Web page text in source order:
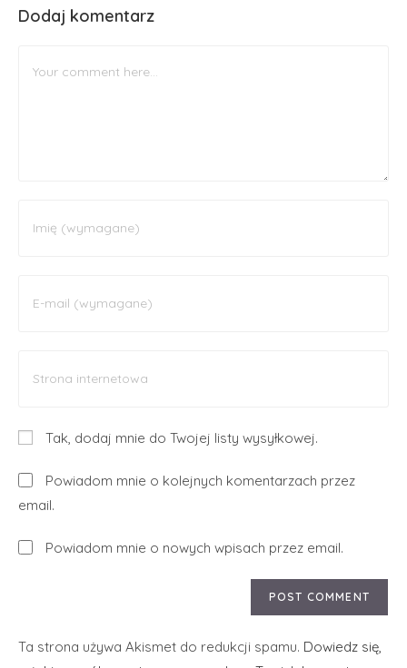
Dodaj komentarz
Tak, dodaj mnie do Twojej listy wysyłkowej.
Powiadom mnie o kolejnych komentarzach przez
email.
Powiadom mnie o nowych wpisach przez email.
Ta strona używa Akismet do redukcji spamu. Dowiedz się,